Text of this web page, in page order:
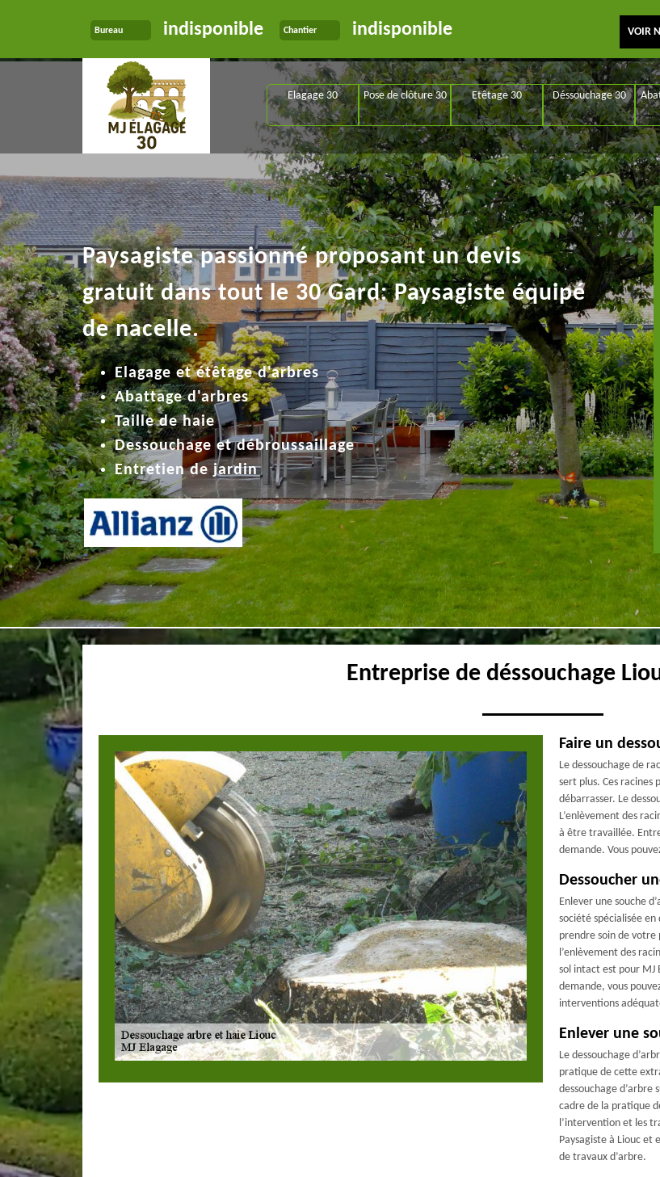
Bureau indisponible Chantier indisponible VOIR
Elagage 30 Pose de clôture 30 Etêtage 30 Déssouchage 30
Paysagiste passionné proposant un devis
gratuit dans tout le 30 Gard: Paysagiste équipé
de nacelle.
Elagage et étêtage d'arbres
Abattage d'arbres
Taille de haie
Dessouchage et débroussaillage
Entretien de jardin
Entreprise de déssouchage
Faire un
Le dessouchage de
sert plus. Ces
débarrasser. Le
L’enlèvement des
à être travaillée.
demande. Vous
Dessoucher
Enlever une souche
société spécialisée
prendre soin de
l’enlèvement des
sol intact est pour
demande, vous
interventions
Enlever une
Le dessouchage
pratique de cette
dessouchage d’arbre
cadre de la pratique
l’intervention et les
Paysagiste à Liouc et
de travaux d’arbre.